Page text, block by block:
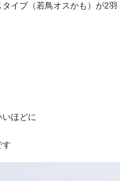
イプ（若鳥オスかも）が2羽
ほどに
す